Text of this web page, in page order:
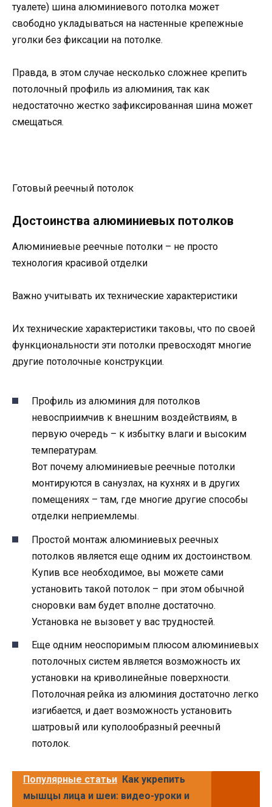
туалете) шина алюминиевого потолка может
свободно укладываться на настенные крепежные
уголки без фиксации на потолке.
Правда, в этом случае несколько сложнее крепить
потолочный профиль из алюминия, так как
недостаточно жестко зафиксированная шина может
смещаться.
Готовый реечный потолок
Достоинства алюминиевых потолков
Алюминиевые реечные потолки – не просто
технология красивой отделки
Важно учитывать их технические характеристики
Их технические характеристики таковы, что по своей
функциональности эти потолки превосходят многие
другие потолочные конструкции.
Профиль из алюминия для потолков
невосприимчив к внешним воздействиям, в
первую очередь – к избытку влаги и высоким
температурам.
Вот почему алюминиевые реечные потолки
монтируются в санузлах, на кухнях и в других
помещениях – там, где многие другие способы
отделки неприемлемы.
Простой монтаж алюминиевых реечных
потолков является еще одним их достоинством.
Купив все необходимое, вы можете сами
установить такой потолок – при этом обычной
сноровки вам будет вполне достаточно.
Установка не вызовет у вас трудностей.
Еще одним неоспоримым плюсом алюминиевых
потолочных систем является возможность их
установки на криволинейные поверхности.
Потолочная рейка из алюминия достаточно легко
изгибается, и дает возможность установить
шатровый или куполообразный реечный
потолок.
Популярные статьи Как укрепить
мышцы лица и шеи: видео-уроки и